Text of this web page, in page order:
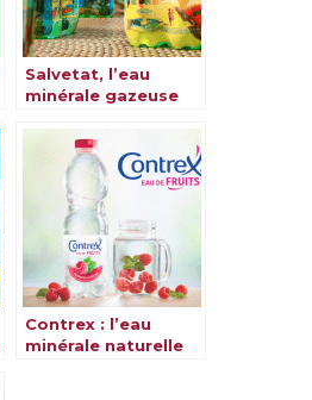
Salvetat, l’eau
minérale gazeuse
de la nature
Contrex : l’eau
minérale naturelle